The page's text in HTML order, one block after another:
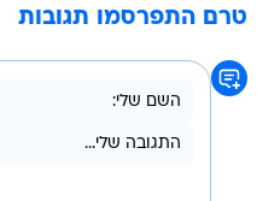
טרם התפרסמו תגובות